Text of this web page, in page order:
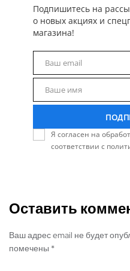
Подпишитесь на
о новых акциях и
магазина!
Email
Ваш email
Name
Ваше имя
Я согласен на
соответствии с
Оставить
Ваш адрес email не будет
помечены *